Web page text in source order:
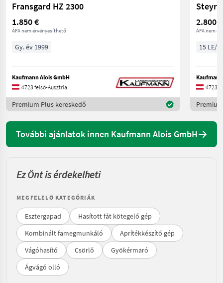
Fransgard HZ 2300
1.850 €
ÁFA nem érvényesíthető
Gy. év 1999
Kaufmann Alois GmbH
4723 felső-Ausztria
Premium Plus kereskedő
Steyr
2.800 €
ÁFA nem
15 LE/
4723
További ajánlatok innen Kaufmann Alois GmbH
Ez Önt is érdekelheti
MEGFELELŐ KATEGÓRIÁK
Esztergapad
Hasított fát kötegelő gép
Kombinált famegmunkáló
Aprítékkészítő gép
Vágóhasító
Csörlő
Gyökérmaró
Ágvágó olló